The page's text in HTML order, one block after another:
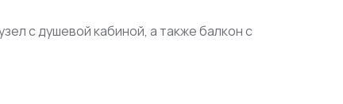
с душевой кабиной, а также балкон с